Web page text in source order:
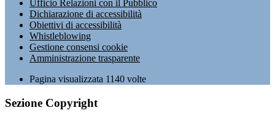
Ufficio Relazioni con il Pubblico
Dichiarazione di accessibilità
Obiettivi di accessibilità
Whistleblowing
Gestione consensi cookie
Amministrazione trasparente
Pagina visualizzata 1140 volte
Sezione Copyright